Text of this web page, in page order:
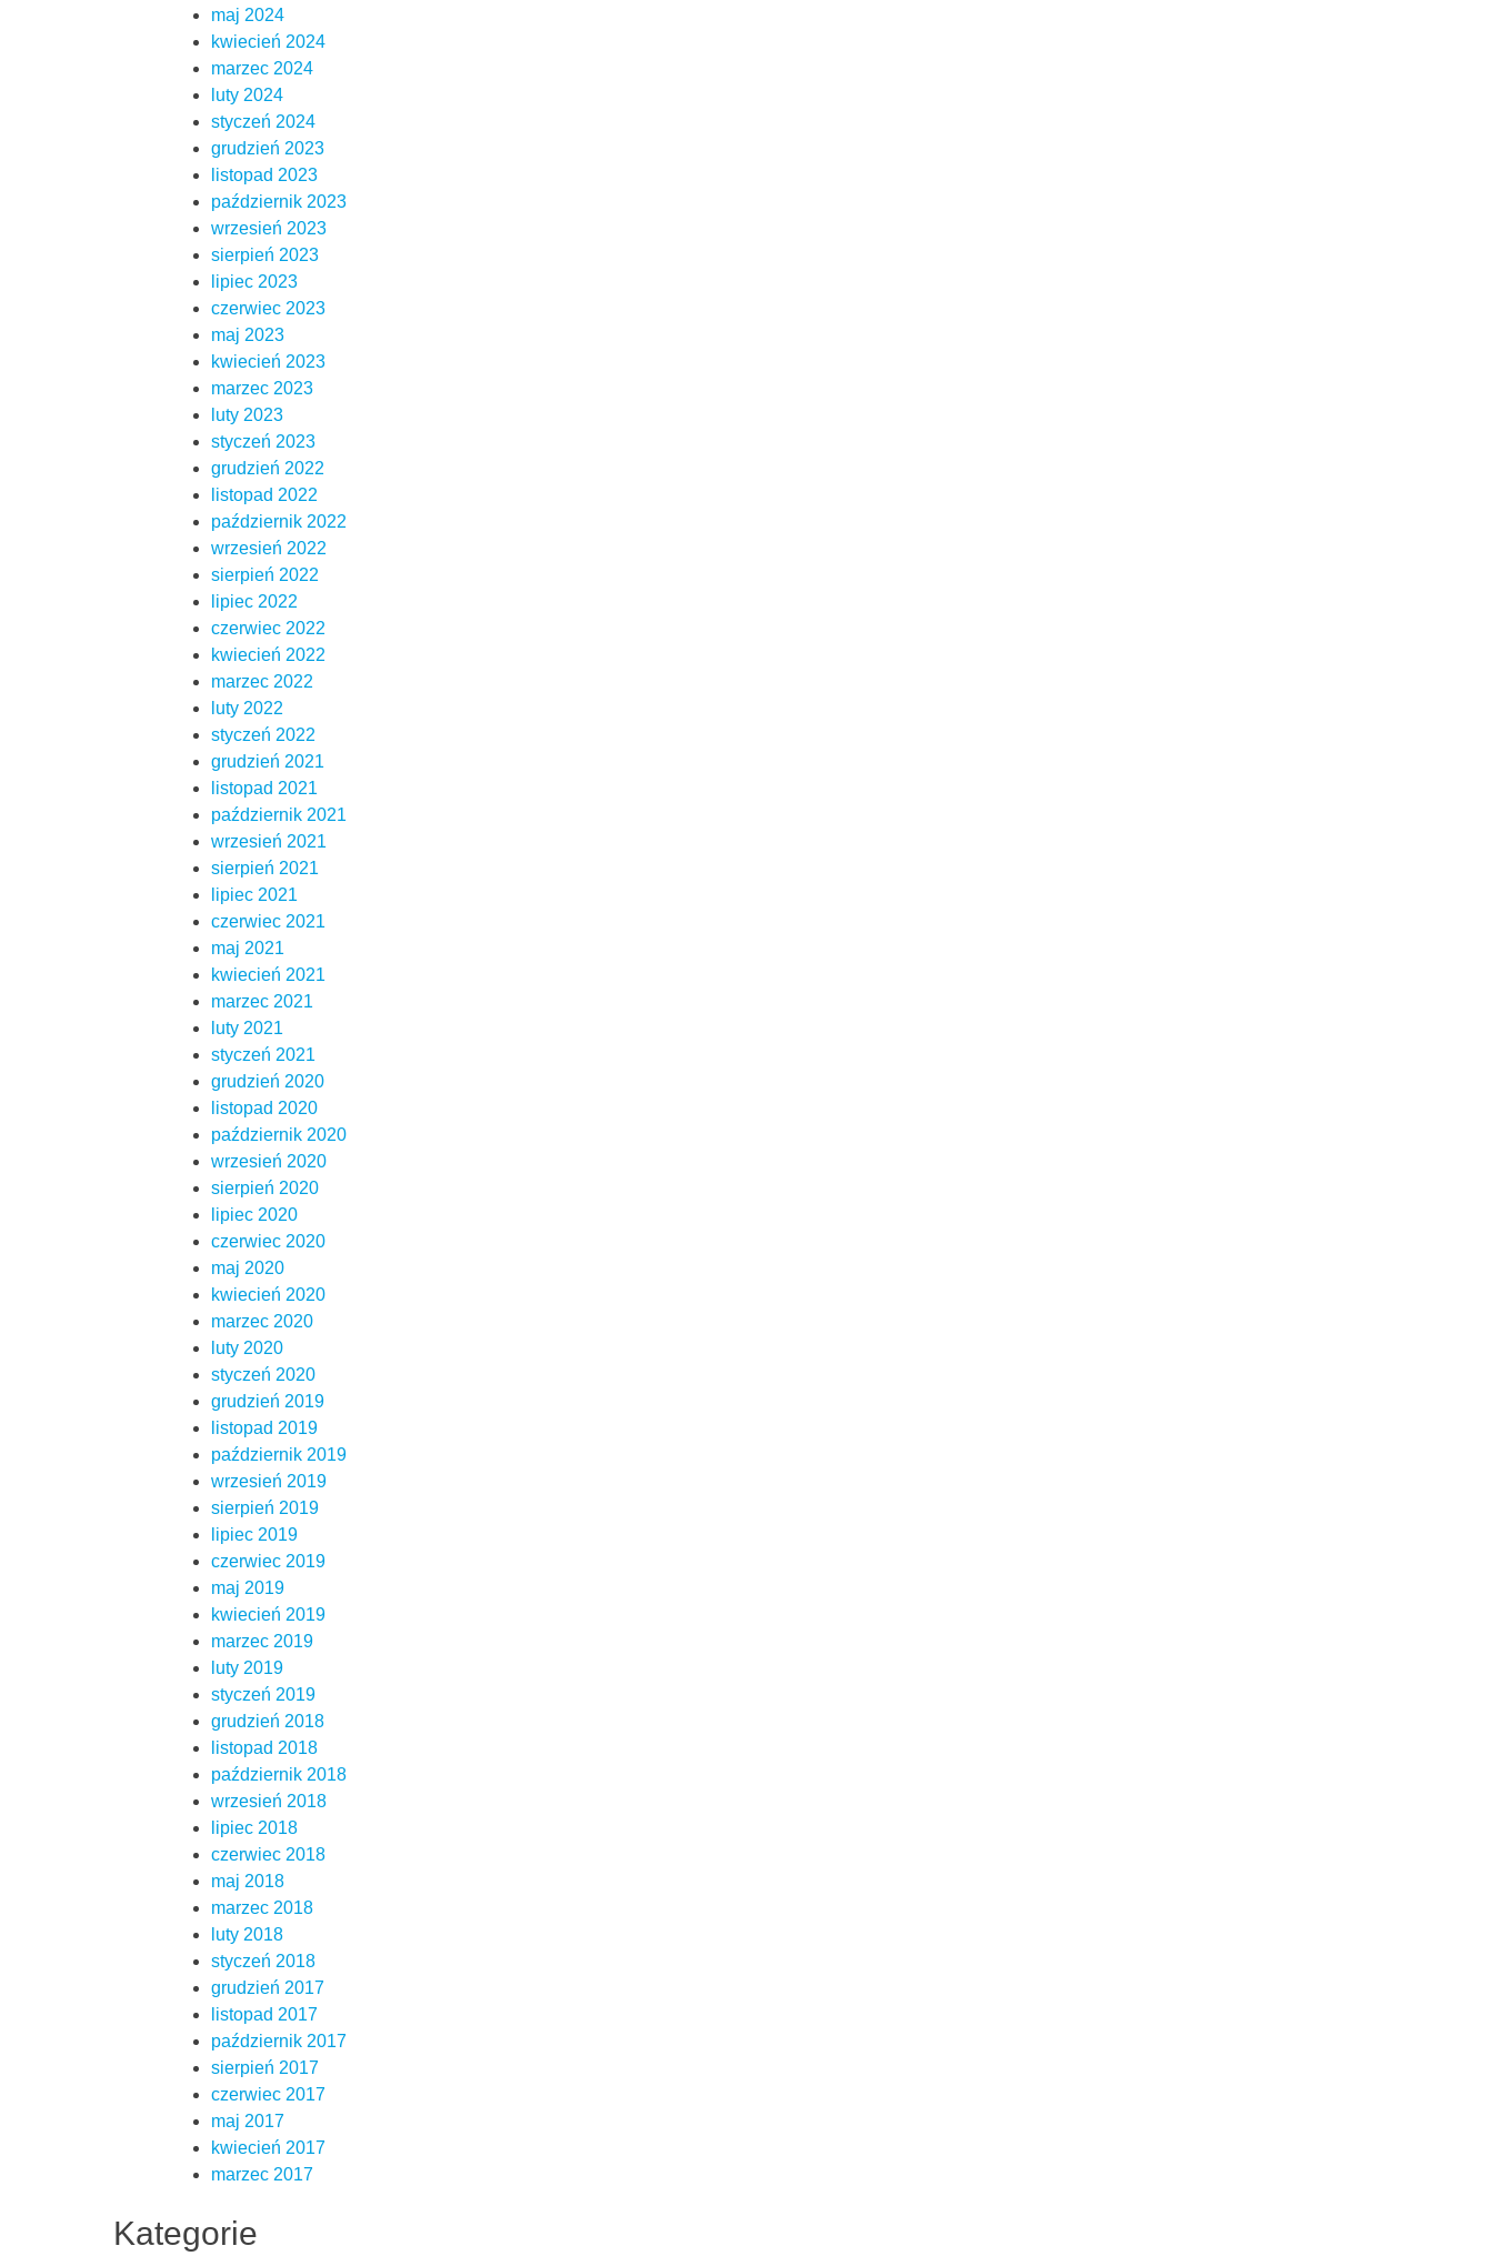
maj 2024
kwiecień 2024
marzec 2024
luty 2024
styczeń 2024
grudzień 2023
listopad 2023
październik 2023
wrzesień 2023
sierpień 2023
lipiec 2023
czerwiec 2023
maj 2023
kwiecień 2023
marzec 2023
luty 2023
styczeń 2023
grudzień 2022
listopad 2022
październik 2022
wrzesień 2022
sierpień 2022
lipiec 2022
czerwiec 2022
kwiecień 2022
marzec 2022
luty 2022
styczeń 2022
grudzień 2021
listopad 2021
październik 2021
wrzesień 2021
sierpień 2021
lipiec 2021
czerwiec 2021
maj 2021
kwiecień 2021
marzec 2021
luty 2021
styczeń 2021
grudzień 2020
listopad 2020
październik 2020
wrzesień 2020
sierpień 2020
lipiec 2020
czerwiec 2020
maj 2020
kwiecień 2020
marzec 2020
luty 2020
styczeń 2020
grudzień 2019
listopad 2019
październik 2019
wrzesień 2019
sierpień 2019
lipiec 2019
czerwiec 2019
maj 2019
kwiecień 2019
marzec 2019
luty 2019
styczeń 2019
grudzień 2018
listopad 2018
październik 2018
wrzesień 2018
lipiec 2018
czerwiec 2018
maj 2018
marzec 2018
luty 2018
styczeń 2018
grudzień 2017
listopad 2017
październik 2017
sierpień 2017
czerwiec 2017
maj 2017
kwiecień 2017
marzec 2017
Kategorie